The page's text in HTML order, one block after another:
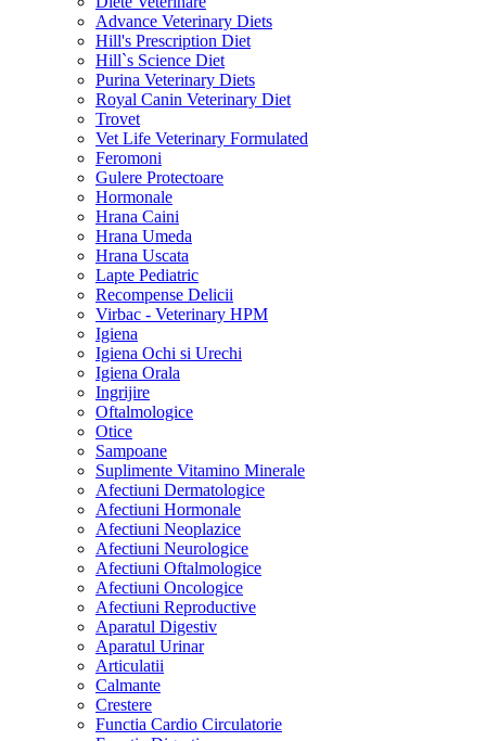
Advance Veterinary Diets
Hill's Prescription Diet
Hill`s Science Diet
Purina Veterinary Diets
Royal Canin Veterinary Diet
Trovet
Vet Life Veterinary Formulated
Feromoni
Gulere Protectoare
Hormonale
Hrana Caini
Hrana Umeda
Hrana Uscata
Lapte Pediatric
Recompense Delicii
Virbac - Veterinary HPM
Igiena
Igiena Ochi si Urechi
Igiena Orala
Ingrijire
Oftalmologice
Otice
Sampoane
Suplimente Vitamino Minerale
Afectiuni Dermatologice
Afectiuni Hormonale
Afectiuni Neoplazice
Afectiuni Neurologice
Afectiuni Oftalmologice
Afectiuni Oncologice
Afectiuni Reproductive
Aparatul Digestiv
Aparatul Urinar
Articulatii
Calmante
Crestere
Functia Cardio Circulatorie